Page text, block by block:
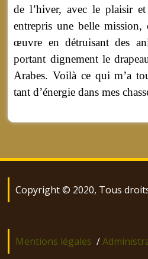
de l’hiver, avec le plaisir
entrepris une belle mission,
œuvre en détruisant des
portant dignement le
Arabes. Voilà ce qui m’a
tant d’énergie dans mes
Copyright © 2020, Tous
Mentions légales /